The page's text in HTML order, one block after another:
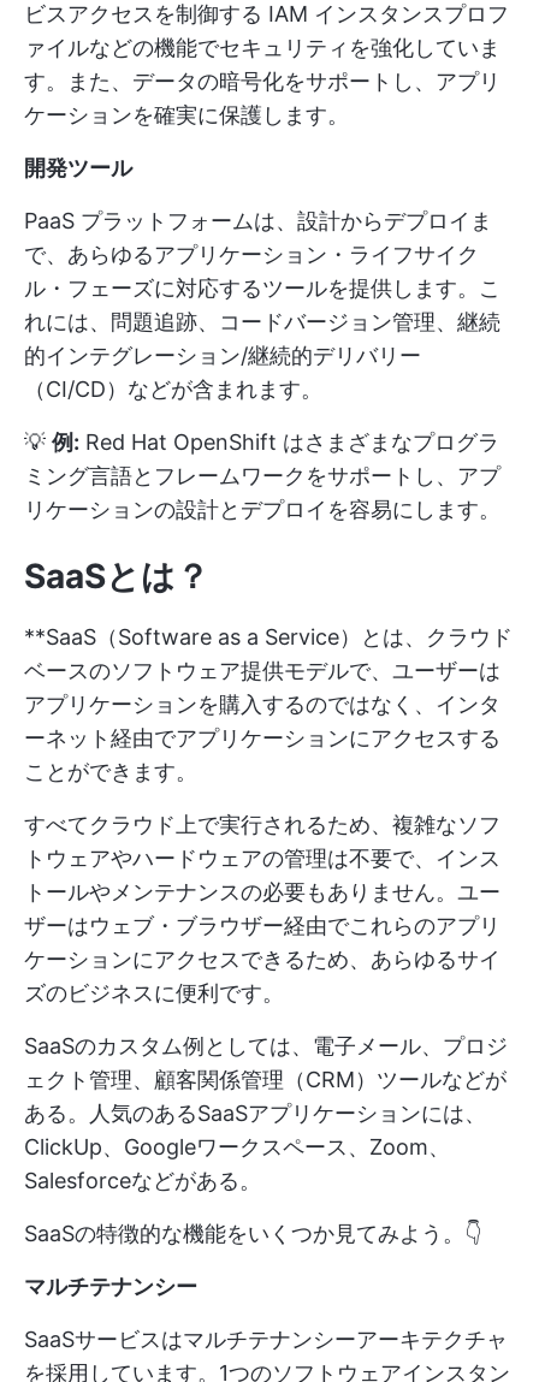
ビスアクセスを制御する IAM インスタンスプロフ
ァイルなどの機能でセキュリティを強化していま
す。また、データの暗号化をサポートし、アプリ
ケーションを確実に保護します。
開発ツール
PaaS プラットフォームは、設計からデプロイま
で、あらゆるアプリケーション・ライフサイク
ル・フェーズに対応するツールを提供します。こ
れには、問題追跡、コードバージョン管理、継続
的インテグレーション/継続的デリバリー
（CI/CD）などが含まれます。
💡 例: Red Hat OpenShift はさまざまなプログラ
ミング言語とフレームワークをサポートし、アプ
リケーションの設計とデプロイを容易にします。
SaaSとは？
**SaaS（Software as a Service）とは、クラウド
ベースのソフトウェア提供モデルで、ユーザーは
アプリケーションを購入するのではなく、インタ
ーネット経由でアプリケーションにアクセスする
ことができます。
すべてクラウド上で実行されるため、複雑なソフ
トウェアやハードウェアの管理は不要で、インス
トールやメンテナンスの必要もありません。ユー
ザーはウェブ・ブラウザー経由でこれらのアプリ
ケーションにアクセスできるため、あらゆるサイ
ズのビジネスに便利です。
SaaSのカスタム例としては、電子メール、プロジ
ェクト管理、顧客関係管理（CRM）ツールなどが
ある。人気のあるSaaSアプリケーションには、
ClickUp、Googleワークスペース、Zoom、
Salesforceなどがある。
SaaSの特徴的な機能をいくつか見てみよう。👇
マルチテナンシー
SaaSサービスはマルチテナンシーアーキテクチャ
を採用しています。1つのソフトウェアインスタン